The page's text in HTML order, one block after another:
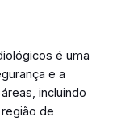
é uma
e a
incluindo
de